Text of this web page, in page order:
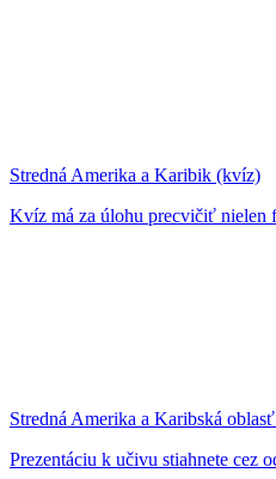
Stredná Amerika a Karibik (kvíz)
Kvíz má za úlohu precvičiť nielen
Stredná Amerika a Karibská
Prezentáciu k učivu stiahnete cez